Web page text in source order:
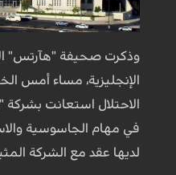
وذكرت صحيفة "هآرتس"
الإنجليزية، مساء أمس
الاحتلال استعانت
في مهام الجاسوسية
لديها عقد مع الشركة المثيرة